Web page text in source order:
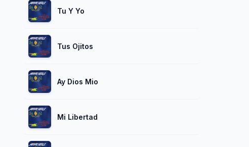
Tu Y Yo
Tus Ojitos
Ay Dios Mio
Mi Libertad